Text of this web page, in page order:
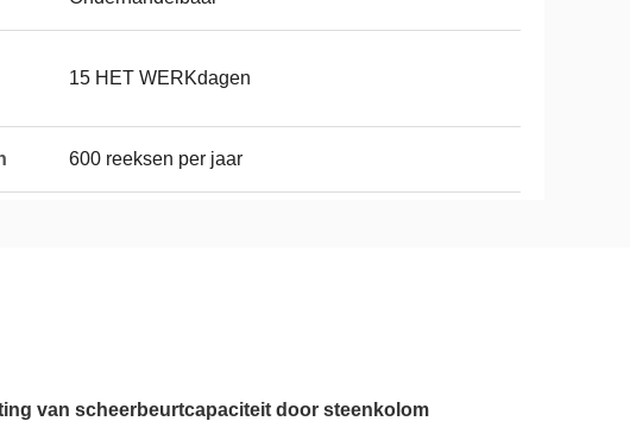
15 HET WERKdagen
600 reeksen per jaar
van scheerbeurtcapaciteit door steenkolom